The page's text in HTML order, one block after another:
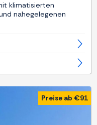
klimatisierten
nahegelegenen
Preise ab €91